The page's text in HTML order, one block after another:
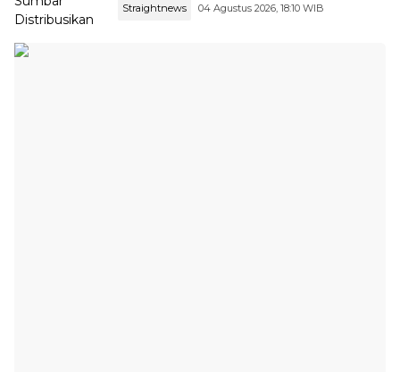
Straightnews 04 Agustus 2026, 18:10 WIB